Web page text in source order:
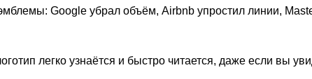
Google убрал объём, Airbnb упростил линии,
легко узнаётся и быстро читается, даже если вы